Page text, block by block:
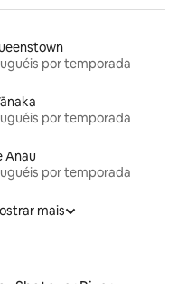
por temporada
por temporada
Anau
por temporada
mais